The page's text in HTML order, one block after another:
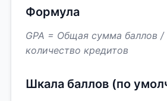
Формула
GPA = Общая сумма баллов
количество кредитов
Шкала баллов (по